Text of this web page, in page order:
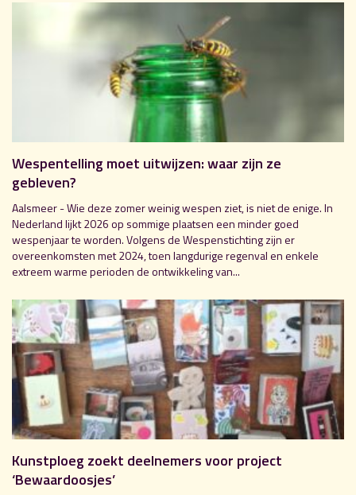
Wespentelling moet uitwijzen: waar zijn ze
gebleven?
Aalsmeer - Wie deze zomer weinig wespen ziet, is niet de enige. In
Nederland lijkt 2026 op sommige plaatsen een minder goed
wespenjaar te worden. Volgens de Wespenstichting zijn er
overeenkomsten met 2024, toen langdurige regenval en enkele
extreem warme perioden de ontwikkeling van...
Kunstploeg zoekt deelnemers voor project
‘Bewaardoosjes’